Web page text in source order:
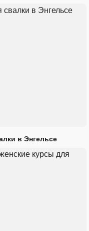
в Энгельсе